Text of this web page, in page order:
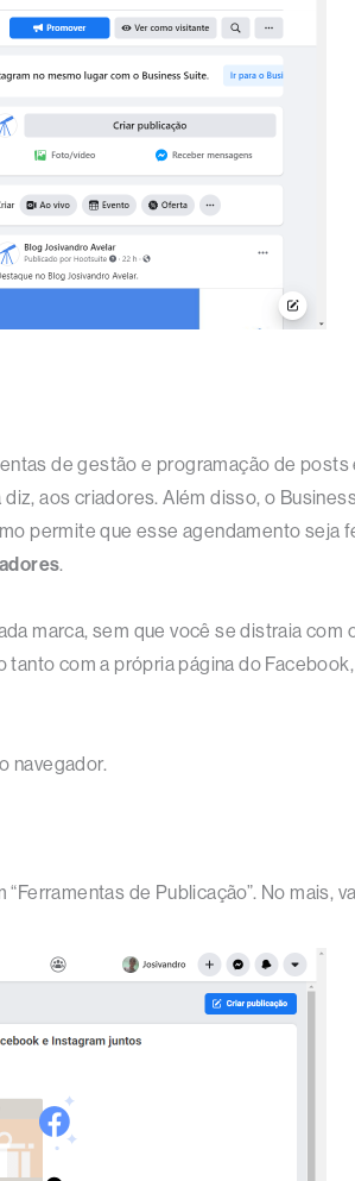
de gestão e programação de posts
aos criadores. Além disso, o
permite que esse agendamento seja
.
marca, sem que você se distraia com
com a própria página do
navegador.
de Publicação”. No mais,